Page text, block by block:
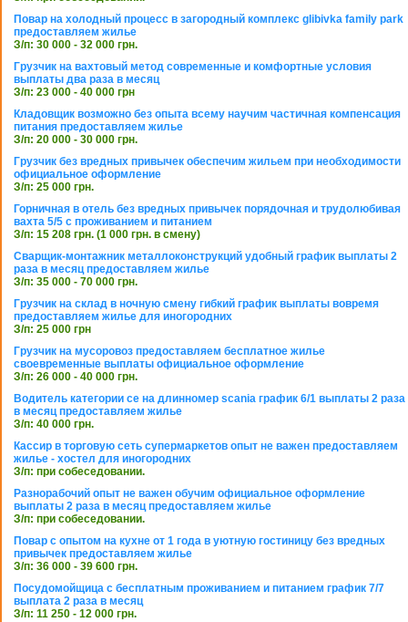
Повар на холодный процесс в загородный комплекс glibivka family park
предоставляем жилье
З/п: 30 000 - 32 000 грн.
Грузчик на вахтовый метод современные и комфортные условия
выплаты два раза в месяц
З/п: 23 000 - 40 000 грн
Кладовщик возможно без опыта всему научим частичная компенсация
питания предоставляем жилье
З/п: 20 000 - 30 000 грн.
Грузчик без вредных привычек обеспечим жильем при необходимости
официальное оформление
З/п: 25 000 грн.
Горничная в отель без вредных привычек порядочная и трудолюбивая
вахта 5/5 с проживанием и питанием
З/п: 15 208 грн. (1 000 грн. в смену)
Сварщик-монтажник металлоконструкций удобный график выплаты 2
раза в месяц предоставляем жилье
З/п: 35 000 - 70 000 грн.
Грузчик на склад в ночную смену гибкий график выплаты вовремя
предоставляем жилье для иногородних
З/п: 25 000 грн
Грузчик на мусоровоз предоставляем бесплатное жилье
своевременные выплаты официальное оформление
З/п: 26 000 - 40 000 грн.
Водитель категории се на длинномер scania график 6/1 выплаты 2 раза
в месяц предоставляем жилье
З/п: 40 000 грн.
Кассир в торговую сеть супермаркетов опыт не важен предоставляем
жилье - хостел для иногородних
З/п: при собеседовании.
Разнорабочий опыт не важен обучим официальное оформление
выплаты 2 раза в месяц предоставляем жилье
З/п: при собеседовании.
Повар с опытом на кухне от 1 года в уютную гостиницу без вредных
привычек предоставляем жилье
З/п: 36 000 - 39 600 грн.
Посудомойщица с бесплатным проживанием и питанием график 7/7
выплата 2 раза в месяц
З/п: 11 250 - 12 000 грн.